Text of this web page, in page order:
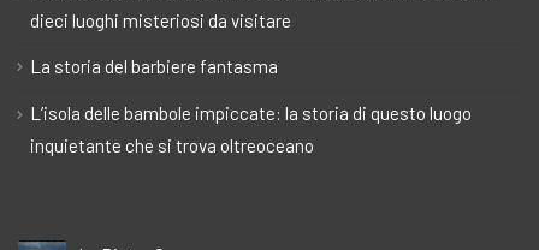
dieci luoghi misteriosi da visitare
La storia del barbiere fantasma
L’isola delle bambole impiccate: la storia di questo luogo
inquietante che si trova oltreoceano